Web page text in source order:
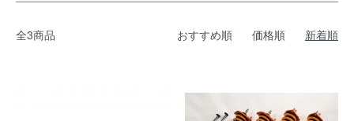
全3商品 おすすめ順 価格順 新着順